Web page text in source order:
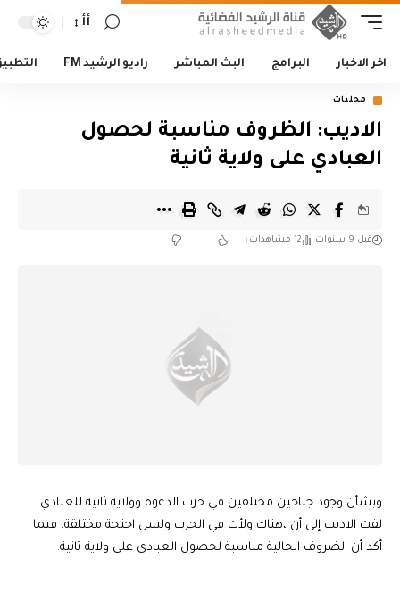
أأ
اخر الاخبار البرامج البث المباشر راديو الرشيد FM
محليات
الاديب: الظروف مناسبة لحصول
العبادي على ولاية ثانية
قبل 9 سنوات 12 مشاهدات
وبشأن وجود جناحين مختلفين في حزب الدعوة وولاية ثانية للعبادي
لفت الاديب إلى أن ،هناك ولأت في الحزب وليس اجنحة مختلقة، فيما
أكد أن الضروف الحالية مناسبة لحصول العبادي على ولاية ثانية.